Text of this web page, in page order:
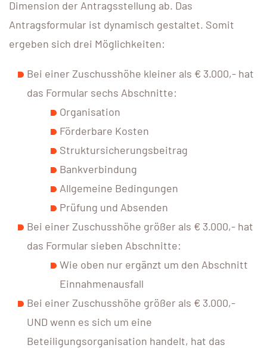
Dimension der Antragsstellung ab. Das
Antragsformular ist dynamisch gestaltet. Somit
ergeben sich drei Möglichkeiten:
Bei einer Zuschusshöhe kleiner als € 3.000,- hat
das Formular sechs Abschnitte:
Organisation
Förderbare Kosten
Struktursicherungsbeitrag
Bankverbindung
Allgemeine Bedingungen
Prüfung und Absenden
Bei einer Zuschusshöhe größer als € 3.000,- hat
das Formular sieben Abschnitte:
Wie oben nur ergänzt um den Abschnitt
Einnahmenausfall
Bei einer Zuschusshöhe größer als € 3.000,-
UND wenn es sich um eine
Beteiligungsorganisation handelt, hat das